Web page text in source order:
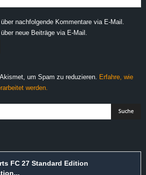
nachfolgende Kommentare via E-Mail.
neue Beiträge via E-Mail.
um Spam zu reduzieren.
Erfahre, wie
werden.
FC 27 Standard Edition